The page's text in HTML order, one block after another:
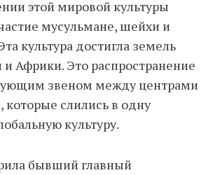
этой мировой культуры
мусульмане, шейхи и
культура достигла земель
Африки. Это распространение
звеном между центрами
которые слились в одну
культуру.
бывший главный